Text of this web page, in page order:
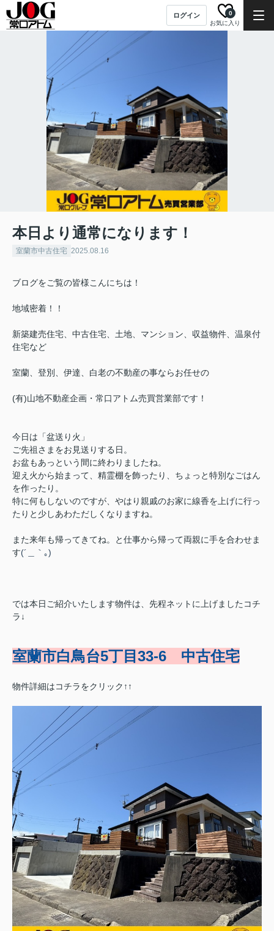
ログイン
お気に入り
0
本日より通常になります！
室蘭市中古住宅 2025.08.16
ブログをご覧の皆様こんにちは！
地域密着！！
新築建売住宅、中古住宅、土地、マンション、収益物件、温泉付
住宅など
室蘭、登別、伊達、白老の不動産の事ならお任せの
(有)山地不動産企画・常口アトム売買営業部です！
今日は「盆送り火」
ご先祖さまをお見送りする日。
お盆もあっという間に終わりましたね。
迎え火から始まって、精霊棚を飾ったり、ちょっと特別なごはん
を作ったり。
特に何もしないのですが、やはり親戚のお家に線香を上げに行っ
たりと 少しあわただしくなりますね。
また来年も帰ってきてね。と仕事から帰って両親に手を合わせま
す(´＿｀｡)
では本日ご紹介いたします物件は、先程ネットに上げましたコチ
ラ↓
室蘭市白鳥台5丁目33-6 中古住宅
物件詳細はコチラをクリック↑↑